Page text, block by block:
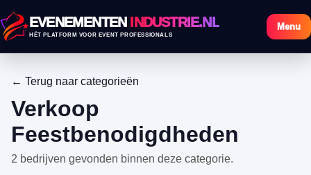
EVENEMENTEN INDUSTRIE.NL
HÉT PLATFORM VOOR EVENT PROFESSIONALS
Menu
← Terug naar categorieën
Verkoop
Feestbenodigdheden
2 bedrijven gevonden binnen deze categorie.